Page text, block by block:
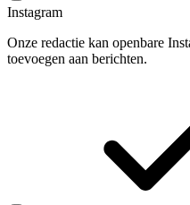
Instagram
Onze redactie kan openbare
toevoegen aan berichten.